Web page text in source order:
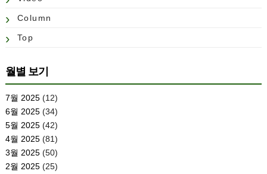
Column
Top
월별 보기
7월 2025(12)
6월 2025(34)
5월 2025(42)
4월 2025(81)
3월 2025(50)
2월 2025(25)